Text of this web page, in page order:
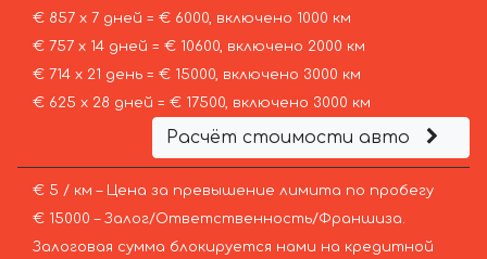
€ 857 х 7 дней = € 6000, включено 1000 км
€ 757 х 14 дней = € 10600, включено 2000 км
€ 714 х 21 день = € 15000, включено 3000 км
€ 625 х 28 дней = € 17500, включено 3000 км
Расчёт стоимости авто
€ 5 / км – Цена за превышение лимита по пробегу
€ 15000 – Залог/Ответственность/Франшиза.
Залоговая сумма блокируется нами на кредитной